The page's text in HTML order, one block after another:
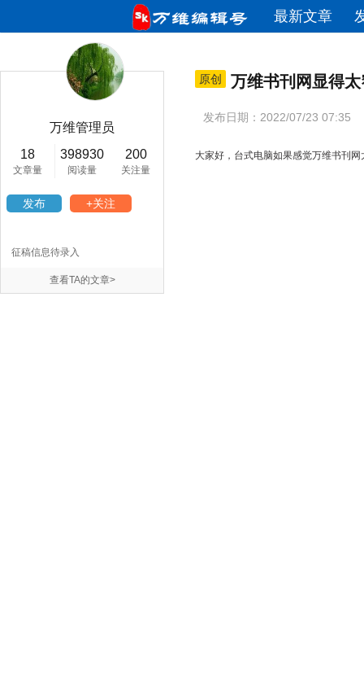
最新文章
万维管理员
18
文章量
398930
阅读量
200
关注量
发布 +关注
征稿信息待录入
查看TA的文章>
原创 万维书刊网显得
发布日期：2022/07/23 07:35
大家好，台式电脑如果感觉万维书刊